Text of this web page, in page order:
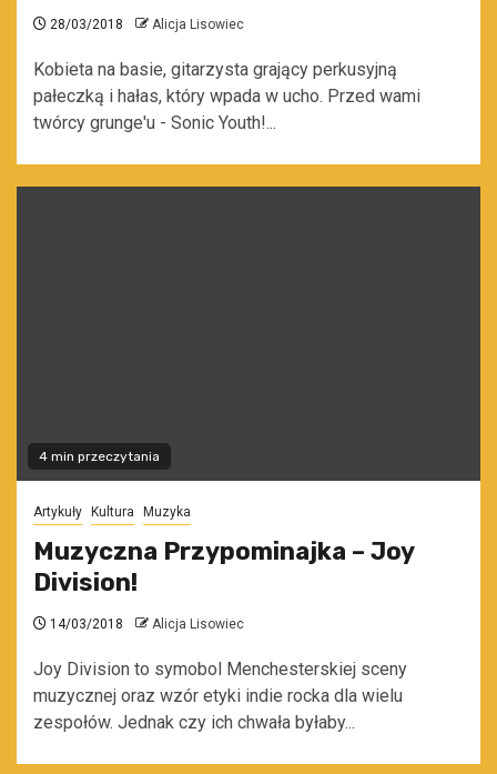
28/03/2018 Alicja Lisowiec
Kobieta na basie, gitarzysta grający perkusyjną
pałeczką i hałas, który wpada w ucho. Przed wami
twórcy grunge'u - Sonic Youth!...
4 min przeczytania
Artykuły Kultura Muzyka
Muzyczna Przypominajka – Joy
Division!
14/03/2018 Alicja Lisowiec
Joy Division to symobol Menchesterskiej sceny
muzycznej oraz wzór etyki indie rocka dla wielu
zespołów. Jednak czy ich chwała byłaby...